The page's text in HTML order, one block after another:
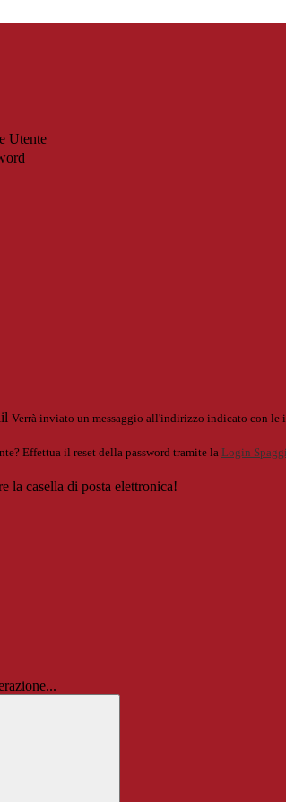
Utente
Verrà inviato un messaggio all'indirizzo indicato con le
Effettua il reset della password tramite la Login
la casella di posta elettronica!